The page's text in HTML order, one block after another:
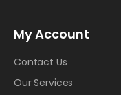
My Account
Contact Us
Our Services